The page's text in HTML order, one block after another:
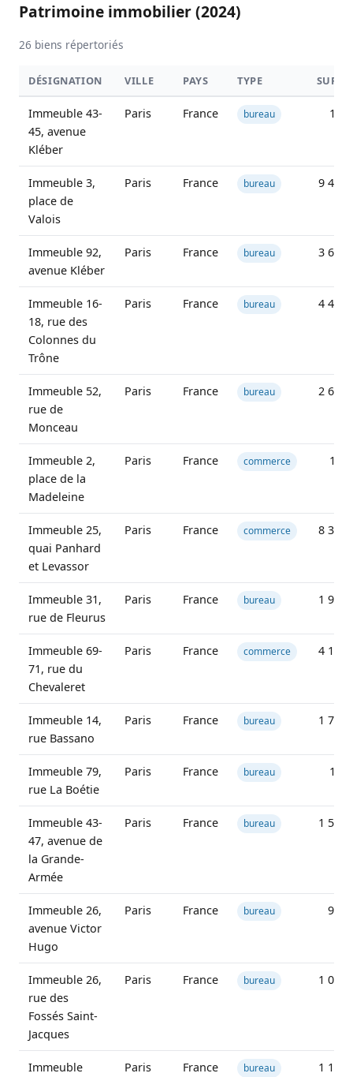
Patrimoine immobilier (2024)
26 biens répertoriés
DÉSIGNATION VILLE PAYS TYPE
Immeuble 43-
45, avenue
Kléber
Paris France bureau
12
Immeuble 3,
place de
Valois
Paris France bureau 9 450
Immeuble 92,
avenue Kléber
Paris France bureau 3 659
Immeuble 16-
18, rue des
Colonnes du
Trône
Paris France bureau 4 460
Immeuble 52,
rue de
Monceau
Paris France bureau 2 680
Immeuble 2,
place de la
Madeleine
Paris France commerce
13
Immeuble 25,
quai Panhard
et Levassor
Paris France commerce 8 326
Immeuble 31,
rue de Fleurus
Paris France bureau 1 970
Immeuble 69-
71, rue du
Chevaleret
Paris France commerce 4 144
Immeuble 14,
rue Bassano
Paris France bureau 1 741
Immeuble 79,
rue La Boétie
Paris France bureau
12
Immeuble 43-
47, avenue de
la Grande-
Armée
Paris France bureau 1 580
Immeuble 26,
avenue Victor
Hugo
Paris France bureau 934
Immeuble 26,
rue des
Fossés Saint-
Jacques
Paris France bureau 1 057
Immeuble
Paris France bureau 1 124